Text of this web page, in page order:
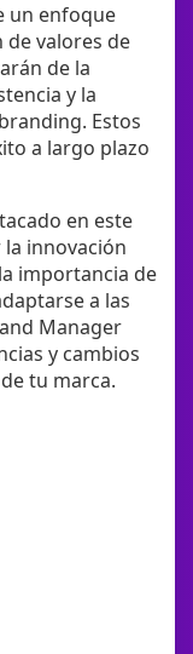
un enfoque
de valores de
de la
y la
Estos
a largo plazo
en este
innovación
importancia de
a las
Manager
y cambios
tu marca.